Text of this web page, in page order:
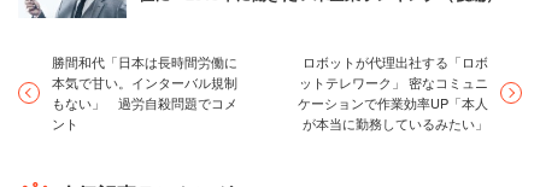
勝間和代「日本は長時間労働に
本気で甘い。インターバル規制
もない」 過労自殺問題でコメ
ント
ロボットが代理出社する「ロボ
ットテレワーク」 密なコミュニ
ケーションで作業効率UP「本人
が本当に勤務しているみたい」